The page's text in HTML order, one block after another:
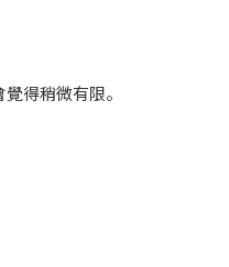
得稍微有限。